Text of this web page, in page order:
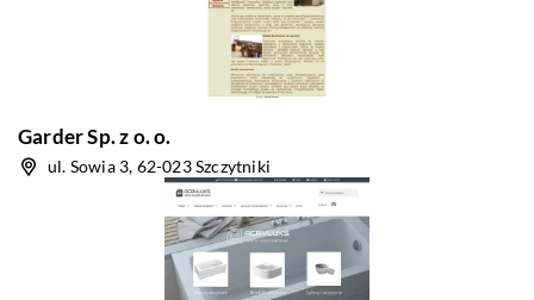
Garder Sp. z o. o.
ul. Sowia 3, 62-023 Szczytniki